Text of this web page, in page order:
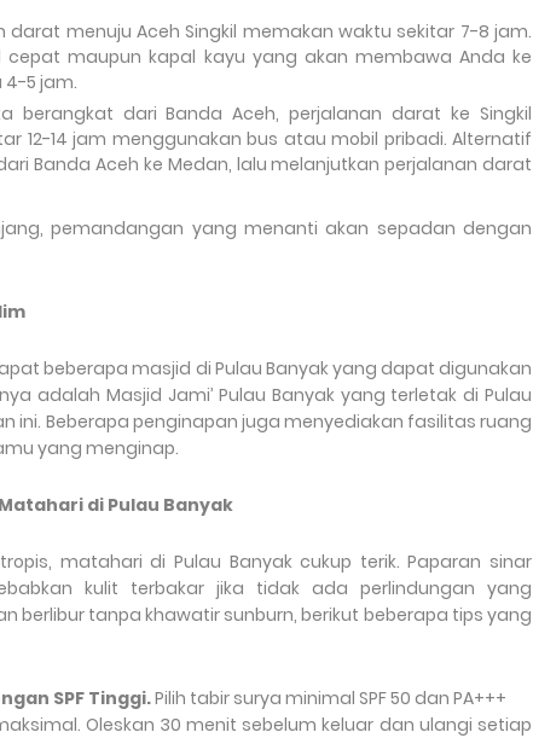
darat menuju Aceh Singkil memakan waktu sekitar 7-8 jam.
cepat maupun kapal kayu yang akan membawa Anda ke
4-5 jam.
berangkat dari Banda Aceh, perjalanan darat ke Singkil
12-14 jam menggunakan bus atau mobil pribadi. Alternatif
Banda Aceh ke Medan, lalu melanjutkan perjalanan darat
pemandangan yang menanti akan sepadan dengan
beberapa masjid di Pulau Banyak yang dapat digunakan
adalah Masjid Jami’ Pulau Banyak yang terletak di Pulau
ini. Beberapa penginapan juga menyediakan fasilitas ruang
yang menginap.
di Pulau Banyak
matahari di Pulau Banyak cukup terik. Paparan sinar
kulit terbakar jika tidak ada perlindungan yang
berlibur tanpa khawatir sunburn, berikut beberapa tips yang
SPF Tinggi.Pilih tabir surya minimal SPF 50 dan PA+++
Oleskan 30 menit sebelum keluar dan ulangi setiap